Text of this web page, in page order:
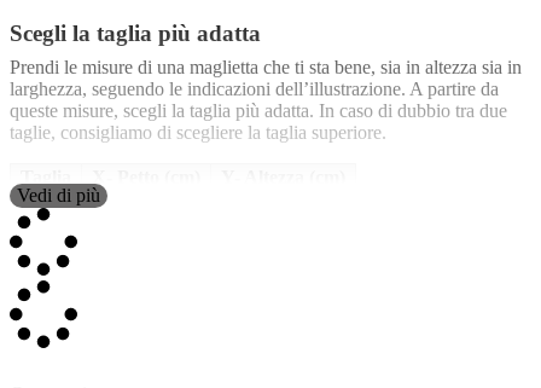
Scegli la taglia più adatta
Prendi le misure di una maglietta che ti sta bene, sia in altezza sia in
larghezza, seguendo le indicazioni dell’illustrazione. A partire da
queste misure, scegli la taglia più adatta. In caso di dubbio tra due
taglie, consigliamo di scegliere la taglia superiore.
S
L
XL
XXL
Vedi di più